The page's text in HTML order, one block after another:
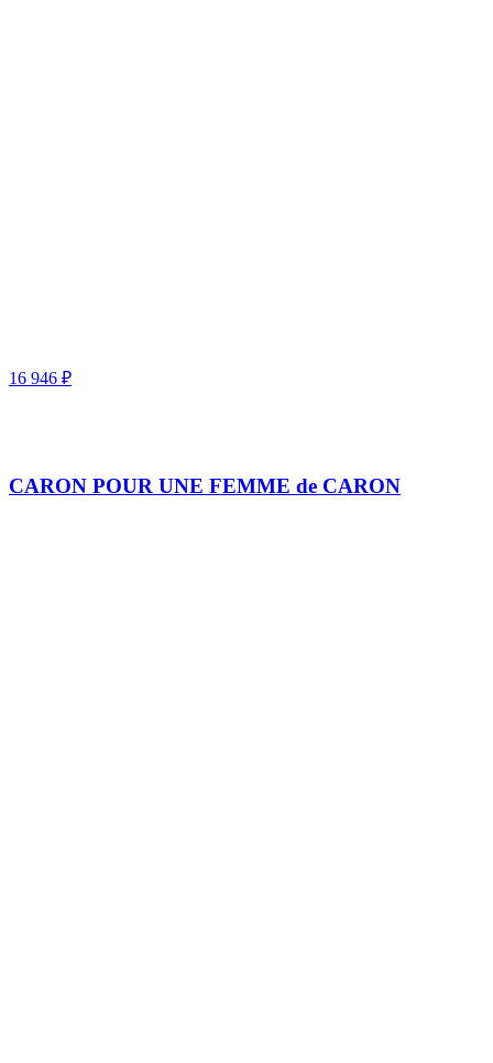
16 946 ₽
CARON POUR UNE FEMME de CARON